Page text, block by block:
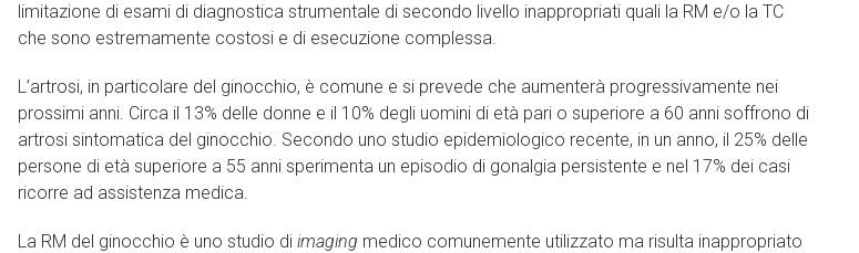
limitazione di esami di diagnostica strumentale di secondo livello inappropriati quali la RM e/o la TC
che sono estremamente costosi e di esecuzione complessa.
L’artrosi, in particolare del ginocchio, è comune e si prevede che aumenterà progressivamente nei
prossimi anni. Circa il 13% delle donne e il 10% degli uomini di età pari o superiore a 60 anni soffrono di
artrosi sintomatica del ginocchio. Secondo uno studio epidemiologico recente, in un anno, il 25% delle
persone di età superiore a 55 anni sperimenta un episodio di gonalgia persistente e nel 17% dei casi
ricorre ad assistenza medica.
La RM del ginocchio è uno studio di imaging medico comunemente utilizzato ma risulta inappropriato